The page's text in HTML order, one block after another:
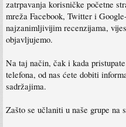
zatrpavanja korisničke početne
mreža Facebook, Twitter i
najzanimljivijim recenzijama,
objavljujemo.
Na taj način, čak i kada
telefona, od nas ćete dobiti
sadržajima.
Zašto se učlaniti u naše grupe